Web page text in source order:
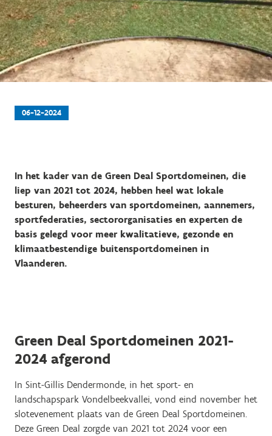
06-12-2024
In het kader van de Green Deal Sportdomeinen, die
liep van 2021 tot 2024, hebben heel wat lokale
besturen, beheerders van sportdomeinen, aannemers,
sportfederaties, sectororganisaties en experten de
basis gelegd voor meer kwalitatieve, gezonde en
klimaatbestendige buitensportdomeinen in
Vlaanderen.
Green Deal Sportdomeinen 2021-
2024 afgerond
In Sint-Gillis Dendermonde, in het sport- en
landschapspark Vondelbeekvallei, vond eind november het
slotevenement plaats van de Green Deal Sportdomeinen.
Deze Green Deal zorgde van 2021 tot 2024 voor een